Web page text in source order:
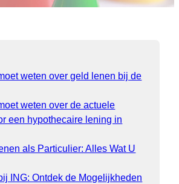
weten over geld lenen bij de
weten over de actuele
een hypothecaire lening in
als Particulier: Alles Wat U
ING: Ontdek de Mogelijkheden